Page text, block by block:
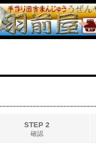
STEP 2
確認